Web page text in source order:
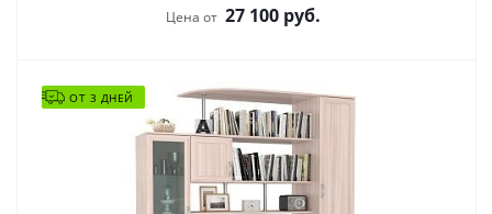
Цена от 27 100 руб.
ОТ 3 ДНЕЙ